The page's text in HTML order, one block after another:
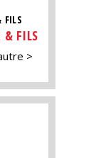
FILS
& FILS